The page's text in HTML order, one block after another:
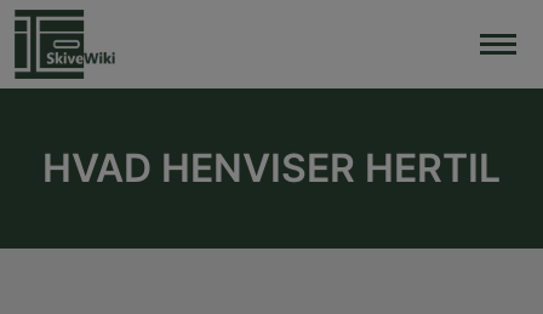
Skip
content
HVAD HENVISER HERTIL